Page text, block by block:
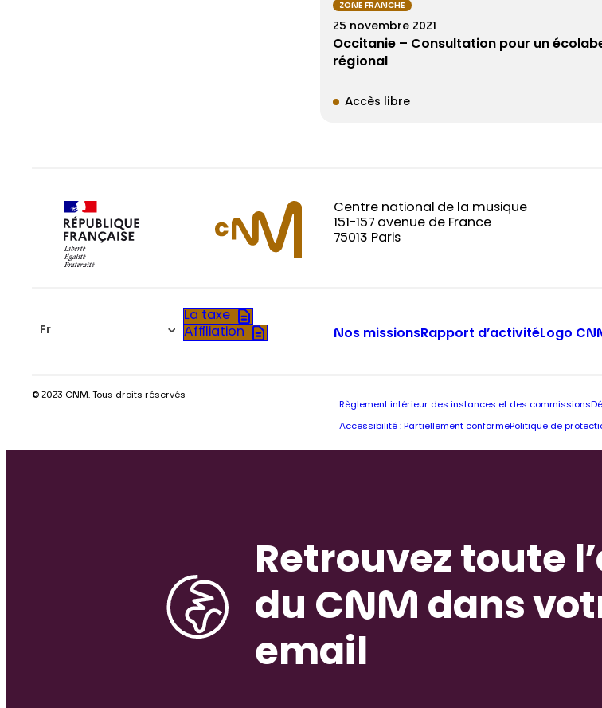
ZONE FRANCHE
25 novembre 2021
Occitanie – Consultation pour un
régional
Accès libre
Centre national de la musique
151-157 avenue de France
75013 Paris
Fr
La taxe
Affiliation
Nos missionsRapport d’activitéLogo
© 2023 CNM. Tous droits réservés
Règlement intérieur des instances et des commissions
Accessibilité : Partiellement conformePolitique de
Retrouvez toute
du CNM dans
email